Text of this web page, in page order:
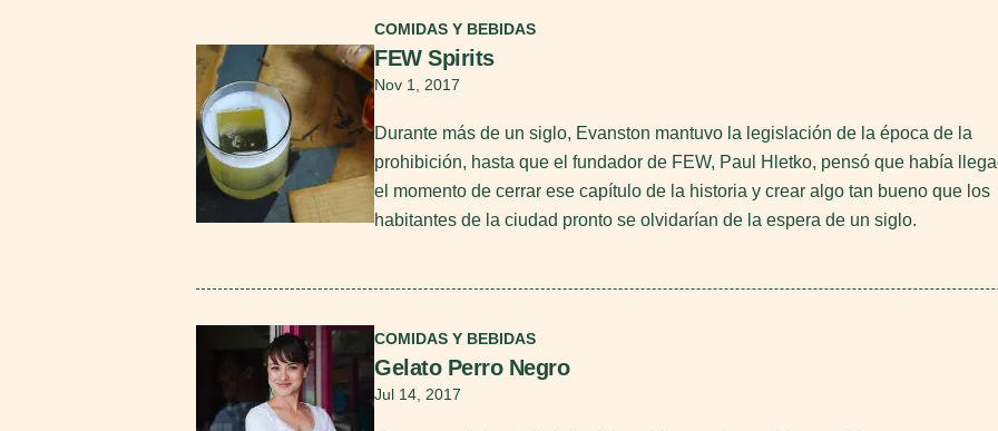
COMIDAS Y BEBIDAS
FEW Spirits
Nov 1, 2017
Durante más de un siglo, Evanston mantuvo la legislación de la época de la
prohibición, hasta que el fundador de FEW, Paul Hletko, pensó que había
el momento de cerrar ese capítulo de la historia y crear algo tan bueno que los
habitantes de la ciudad pronto se olvidarían de la espera de un siglo.
COMIDAS Y BEBIDAS
Gelato Perro Negro
Jul 14, 2017